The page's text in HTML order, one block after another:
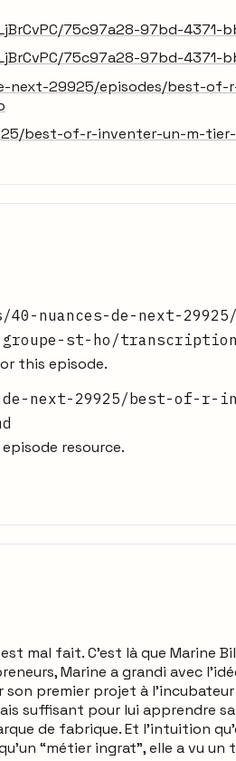
75c97a28-97bd-4371-
75c97a28-97bd-4371-
next-29925/episodes/best-
best-of-r-inventer-un-m-
nuances-de-next-
st-ho/
this episode.
next-29925/best-of-r-
resource.
mal fait. C’est là que Marine
Marine a grandi avec
premier projet à
suffisant pour lui apprendre
de fabrique. Et l’intuition
“métier ingrat”, elle a vu un